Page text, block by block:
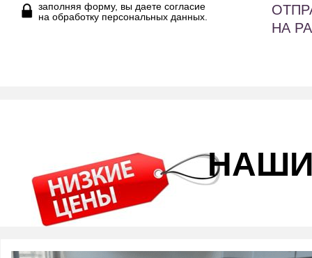
НА
заполняя форму, вы даете согласие
на обработку персональных данных.